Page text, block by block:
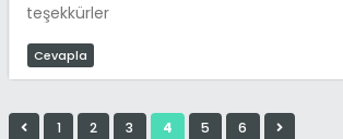
teşekkürler
Cevapla
1 2 3 4 5 6